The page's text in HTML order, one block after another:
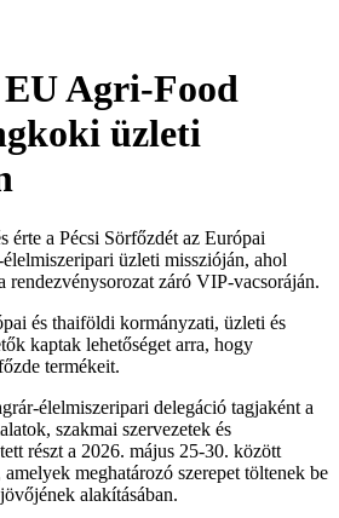
EU Agri-Food
üzleti
érte a Pécsi Sörfőzdét az Európai
üzleti misszióján, ahol
rendezvénysorozat záró VIP-vacsoráján.
és thaiföldi kormányzati, üzleti és
kaptak lehetőséget arra, hogy
termékeit.
élelmiszeripari delegáció tagjaként a
szakmai szervezetek és
részt a 2026. május 25-30. között
meghatározó szerepet töltenek be
alakításában.